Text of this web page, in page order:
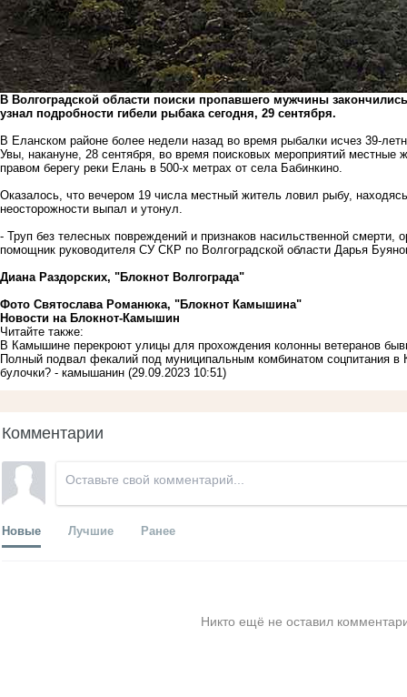
В Волгоградской области поиски пропавшего мужчины
узнал подробности гибели рыбака сегодня, 29 сентября.
В Еланском районе более недели назад во время рыбалки исчез 39-
Увы, накануне, 28 сентября, во время поисковых мероприятий
правом берегу реки Елань в 500-х метрах от села Бабинкино.
Оказалось, что вечером 19 числа местный житель ловил рыбу,
неосторожности выпал и утонул.
- Труп без телесных повреждений и признаков насильственной смерти,
помощник руководителя СУ СКР по Волгоградской области Дарья
Диана Раздорских, "Блокнот Волгограда"
Фото Святослава Романюка, "Блокнот Камышина"
Новости на Блoкнoт-Камышин
Читайте также:
В Камышине перекроют улицы для прохождения колонны ветеранов
Полный подвал фекалий под муниципальным комбинатом соцпитания
булочки? - камышанин (29.09.2023 10:51)
Комментарии
Новые Лучшие Ранее
Никто ещё не оставил